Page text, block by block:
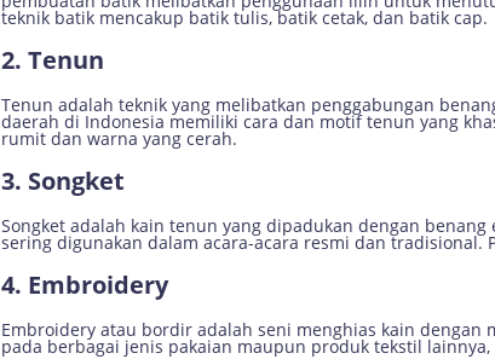
teknik batik mencakup batik tulis, batik cetak, dan batik cap.
2. Tenun
Tenun adalah teknik yang melibatkan penggabungan
daerah di Indonesia memiliki cara dan motif tenun yang
rumit dan warna yang cerah.
3. Songket
Songket adalah kain tenun yang dipadukan dengan
sering digunakan dalam acara-acara resmi dan
4. Embroidery
Embroidery atau bordir adalah seni menghias kain
pada berbagai jenis pakaian maupun produk tekstil